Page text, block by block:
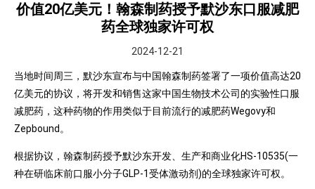
价值20亿美元！翰森制药授予默沙东口服减肥
药全球独家许可权
2024-12-21
当地时间周三，默沙东宣布与中国翰森制药签署了一项价值高达20
亿美元的协议，将开发和销售这家中国生物技术公司的实验性口服
减肥药，这种药物的作用类似于目前流行的减肥药Wegovy和
Zepbound。
根据协议，翰森制药授予默沙东开发、生产和商业化HS-10535(一
种在研临床前口服小分子GLP-1受体激动剂)的全球独家许可权。